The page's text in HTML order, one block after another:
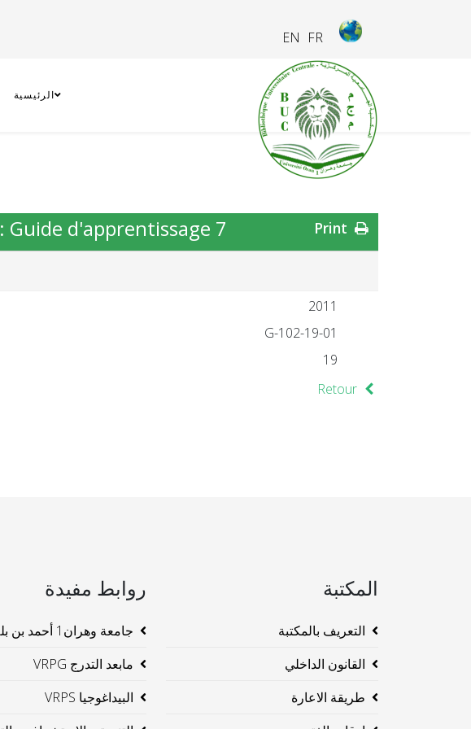
FR
EN
الرئيسية
d'apprentissage 7
2011
19-01-G-102
19
Retour
المكتبة
التعريف بالمكتبة
القانون الداخلي
طريقة الاعارة
روابط مفيدة
جامعة وهران1 أحمد بن بلة
مابعد التدرج VRPG
البيداغوجيا VRPS